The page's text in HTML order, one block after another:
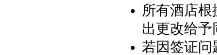
所有酒店
出更改给
若因签证问